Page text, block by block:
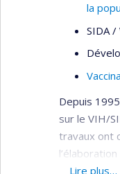
la
SIDA /
Depuis
sur le VIH/
travaux ont
laLire plus…